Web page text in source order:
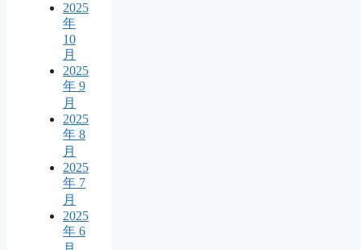
2025
年
10
月
2025
年 9
月
2025
年 8
月
2025
年 7
月
2025
年 6